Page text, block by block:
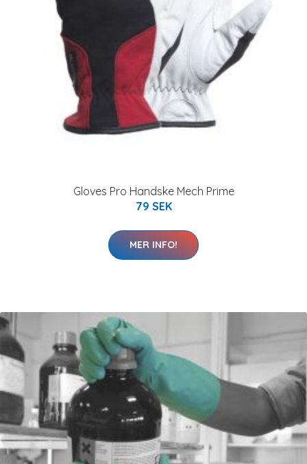
Gloves Pro Handske Mech Prime
79 SEK
MER INFO!